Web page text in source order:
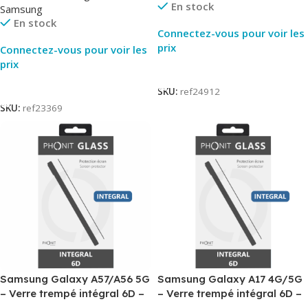
Samsung
En stock
Connectez-vous pour voir les
prix
SKU: ref23369
En stock
Connectez-vous pour voir les
prix
SKU: ref24912
Samsung Galaxy A57/A56 5G
– Verre trempé intégral 6D –
Samsung Galaxy A17 4G/5G
– Verre trempé intégral 6D –